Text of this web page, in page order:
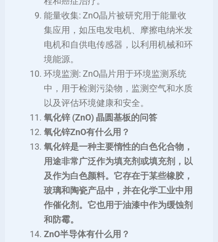
能量收集: ZnO晶片被研究用于能量收
集应用，如压电发电机、摩擦电纳米发
电机和自供电传感器，以利用机械和环
境能源。
环境监测: ZnO晶片用于环境监测系统
中，用于检测污染物，监测空气和水质
以及评估环境健康和安全。
氧化锌 (ZnO) 晶圆基板的问答
氧化锌ZnO有什么用？
氧化锌是一种主要惰性的白色化合物，
用途非常广泛作为填充剂或填充剂，以
及作为白色颜料。它存在于某些橡胶，
玻璃和陶瓷产品中，并在化学工业中用
作催化剂。它也用于油漆中作为缓蚀剂
和防霉。
ZnO半导体有什么用？